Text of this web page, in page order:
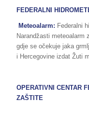
FEDERALNI
Meteoalarm: Federalni
Narandžasti meteoalarm
gdje se očekuje jaka
i Hercegovine izdat Žuti
OPERATIVNI CENTAR
ZAŠTITE